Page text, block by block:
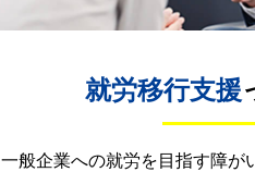
就労移行支援
一般企業への就労を目指す障が